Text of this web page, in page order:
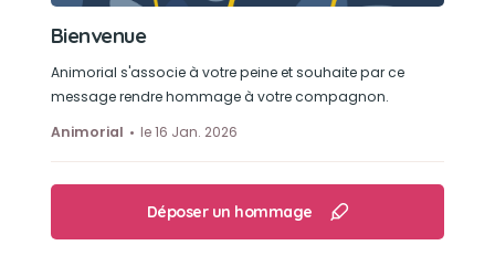
Bienvenue
Animorial s'associe à votre peine et souhaite par ce
message rendre hommage à votre compagnon.
Animorial
le 16 Jan. 2026
Déposer un hommage